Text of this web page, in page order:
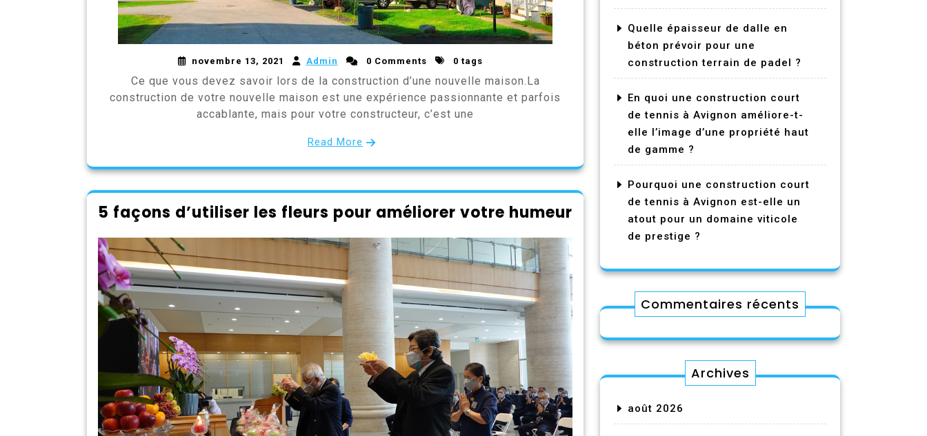
novembre 13, 2021 Admin 0 Comments 0 tags
Ce que vous devez savoir lors de la construction d’une nouvelle maison.La
construction de votre nouvelle maison est une expérience passionnante et parfois
accablante, mais pour votre constructeur, c’est une
Read More
5 façons d’utiliser les fleurs pour améliorer votre humeur
Quelle épaisseur de dalle en
béton prévoir pour une
construction terrain de padel ?
En quoi une construction court
de tennis à Avignon améliore-t-
elle l’image d’une propriété haut
de gamme ?
Pourquoi une construction court
de tennis à Avignon est-elle un
atout pour un domaine viticole
de prestige ?
Commentaires récents
Archives
août 2026